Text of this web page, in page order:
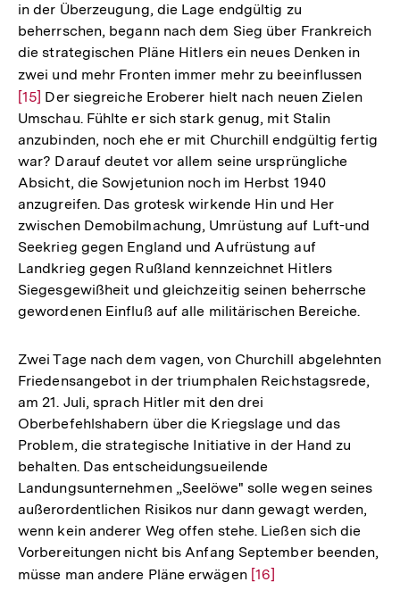
in der Überzeugung, die Lage endgültig zu
beherrschen, begann nach dem Sieg über Frankreich
die strategischen Pläne Hitlers ein neues Denken in
zwei und mehr Fronten immer mehr zu beeinflussen
[15] Der siegreiche Eroberer hielt nach neuen Zielen
Umschau. Fühlte er sich stark genug, mit Stalin
anzubinden, noch ehe er mit Churchill endgültig fertig
war? Darauf deutet vor allem seine ursprüngliche
Absicht, die Sowjetunion noch im Herbst 1940
anzugreifen. Das grotesk wirkende Hin und Her
zwischen Demobilmachung, Umrüstung auf Luft-und
Seekrieg gegen England und Aufrüstung auf
Landkrieg gegen Rußland kennzeichnet Hitlers
Siegesgewißheit und gleichzeitig seinen beherrsche
gewordenen Einfluß auf alle militärischen Bereiche.
Zwei Tage nach dem vagen, von Churchill abgelehnten
Friedensangebot in der triumphalen Reichstagsrede,
am 21. Juli, sprach Hitler mit den drei
Oberbefehlshabern über die Kriegslage und das
Problem, die strategische Initiative in der Hand zu
behalten. Das entscheidungsueilende
Landungsunternehmen „Seelöwe" solle wegen seines
außerordentlichen Risikos nur dann gewagt werden,
wenn kein anderer Weg offen stehe. Ließen sich die
Vorbereitungen nicht bis Anfang September beenden,
müsse man andere Pläne erwägen Zur
[16]